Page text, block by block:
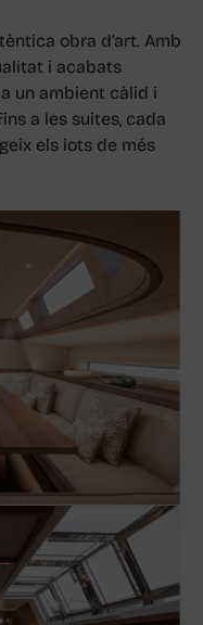
obra d’art. Amb
i acabats
un ambient càlid i
a les suites, cada
els iots de més